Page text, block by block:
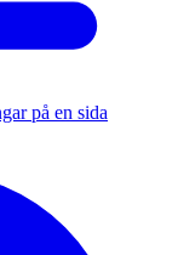
på en sida